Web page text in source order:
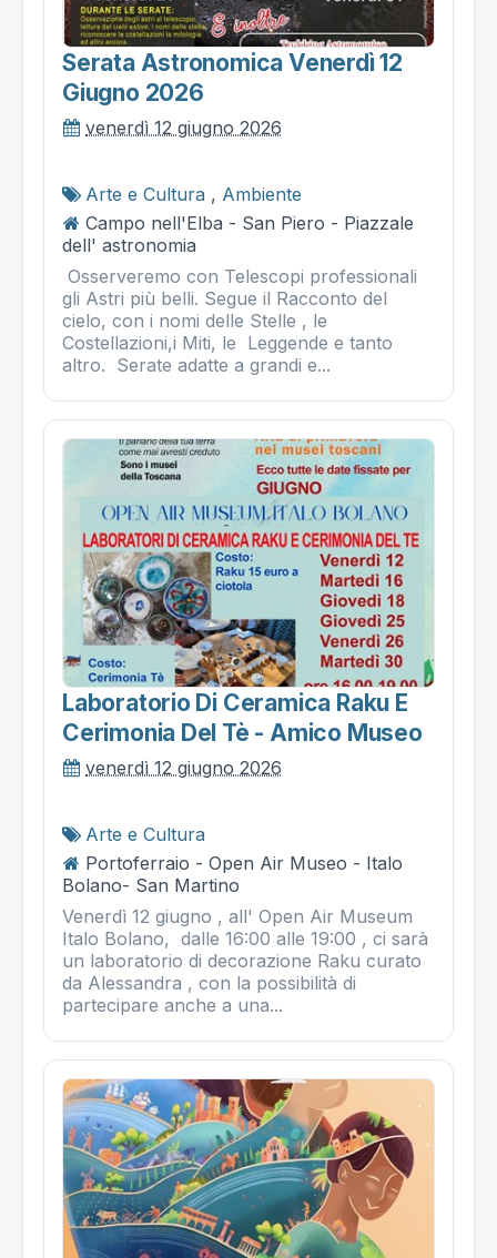
Serata Astronomica Venerdì 12
Giugno 2026
venerdì 12 giugno 2026
Arte e Cultura , Ambiente
Campo nell'Elba - San Piero - Piazzale
dell' astronomia
Osserveremo con Telescopi professionali
gli Astri più belli. Segue il Racconto del
cielo, con i nomi delle Stelle , le
Costellazioni,i Miti, le Leggende e tanto
altro. Serate adatte a grandi e...
Laboratorio Di Ceramica Raku E
Cerimonia Del Tè - Amico Museo
venerdì 12 giugno 2026
Arte e Cultura
Portoferraio - Open Air Museo - Italo
Bolano- San Martino
Venerdì 12 giugno , all' Open Air Museum
Italo Bolano, dalle 16:00 alle 19:00 , ci sarà
un laboratorio di decorazione Raku curato
da Alessandra , con la possibilità di
partecipare anche a una...